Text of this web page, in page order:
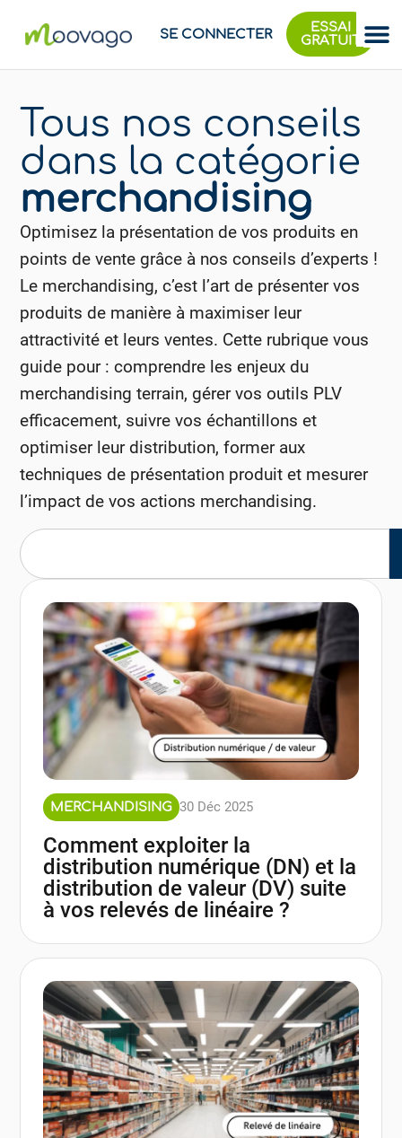
SE CONNECTER
ESSAI
GRATUIT
Tous nos conseils
dans la catégorie
merchandising
Optimisez la présentation de vos produits en
points de vente grâce à nos conseils d’experts !
Le merchandising, c’est l’art de présenter vos
produits de manière à maximiser leur
attractivité et leurs ventes. Cette rubrique vous
guide pour : comprendre les enjeux du
merchandising terrain, gérer vos outils PLV
efficacement, suivre vos échantillons et
optimiser leur distribution, former aux
techniques de présentation produit et mesurer
l’impact de vos actions merchandising.
MERCHANDISING 30 Déc 2025
Comment exploiter la
distribution numérique (DN) et la
distribution de valeur (DV) suite
à vos relevés de linéaire ?